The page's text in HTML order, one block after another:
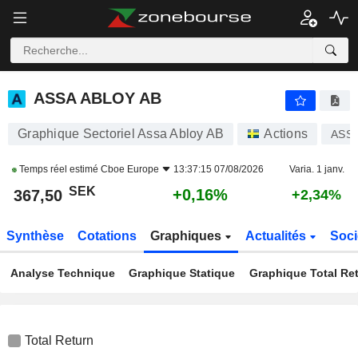
ASSA ABLOY AB
ASSA ABLOY AB
Graphique Sectoriel Assa Abloy AB Actions
Temps réel estimé Cboe Europe 13:37:15 07/08/2026 Varia. 1 janv.
367,50 SEK +0,16% +2,34%
Synthèse Cotations Graphiques Actualités
Analyse Technique Graphique Statique Graphique Total
Total Return